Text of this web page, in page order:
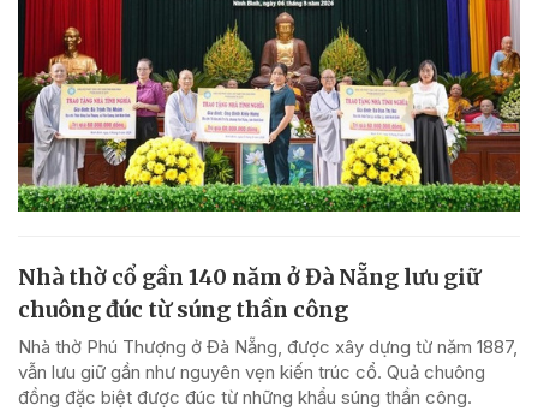
Nhà thờ cổ gần 140 năm ở Đà Nẵng lưu giữ
chuông đúc từ súng thần công
Nhà thờ Phú Thượng ở Đà Nẵng, được xây dựng từ năm 1887,
vẫn lưu giữ gần như nguyên vẹn kiến trúc cổ. Quả chuông
đồng đặc biệt được đúc từ những khẩu súng thần công.